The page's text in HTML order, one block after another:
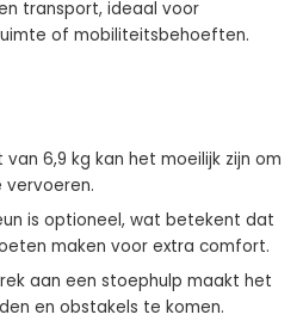
transport, ideaal voor
of mobiliteitsbehoeften.
6,9 kg kan het moeilijk zijn om
is optioneel, wat betekent dat
maken voor extra comfort.
aan een stoephulp maakt het
en obstakels te komen.